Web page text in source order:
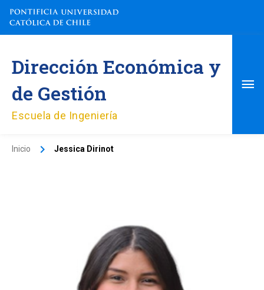
contenido
Dirección Económica y
de Gestión
Escuela de Ingeniería
Inicio Jessica Dirinot